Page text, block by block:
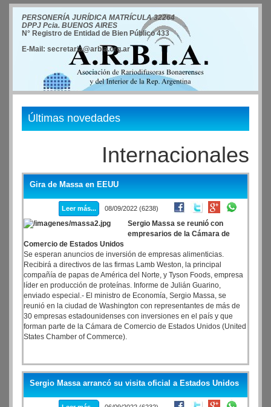
PERSONERÍA JURÍDICA MATRÍCULA 32264
DPPJ Pcia. BUENOS AIRES
N° Registro de Entidad de Bien Público 433
E-Mail: secretaria@arbia.org.ar
Últimas novedades
Internacionales
Gira de Massa en EEUU
Leer más... 08/09/2022 (6238)
Sergio Massa se reunió con
empresarios de la Cámara de
Comercio de Estados Unidos
Se esperan anuncios de inversión de empresas alimenticias.
Recibirá a directivos de las firmas Lamb Weston, la principal
compañía de papas de América del Norte, y Tyson Foods, empresa
líder en producción de proteínas. Informe de Julián Guarino,
enviado especial.- El ministro de Economía, Sergio Massa, se
reunió en la ciudad de Washington con representantes de más de
30 empresas estadounidenses con inversiones en el país y que
forman parte de la Cámara de Comercio de Estados Unidos (United
States Chamber of Commerce).
Sergio Massa arrancó su visita oficial a Estados Unidos